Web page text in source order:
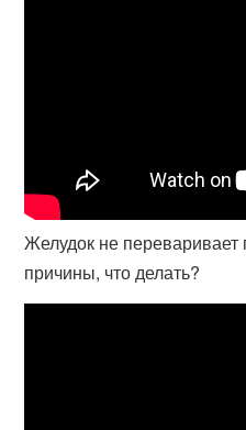
Желудок не переваривает
причины, что делать?